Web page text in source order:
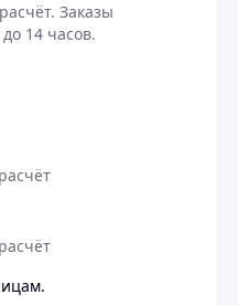
Заказы
14 часов.